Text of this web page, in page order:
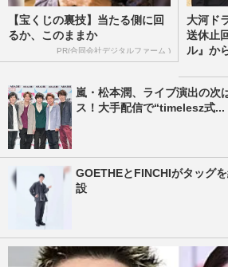
【宝くじの裏技】当たる側に回
るか、このままか
PR(合同会社デジタルファーム )
大河ド
送休止
ル』か
嵐・松本潤、ライブ演出の次
ス！大手配信で“timelesz式...
GOETHEとFINCHIがタッグ
設